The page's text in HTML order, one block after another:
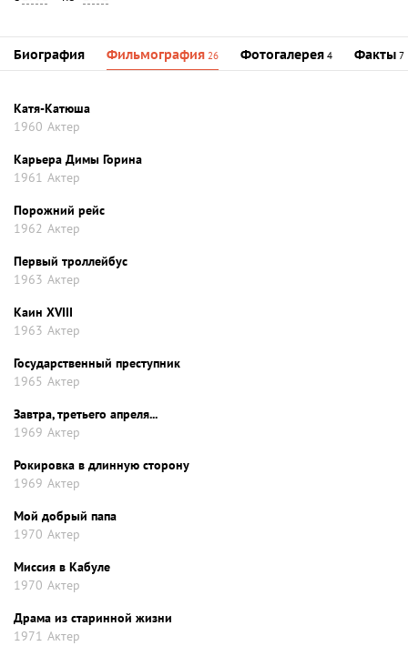
Биография Фильмография 26 Фотогалерея 4 Факты 7
Катя-Катюша
1960 Актер
Карьера Димы Горина
1961 Актер
Порожний рейс
1962 Актер
Первый троллейбус
1963 Актер
Каин XVIII
1963 Актер
Государственный преступник
1965 Актер
Завтра, третьего апреля...
1969 Актер
Рокировка в длинную сторону
1969 Актер
Мой добрый папа
1970 Актер
Миссия в Кабуле
1970 Актер
Драма из старинной жизни
1971 Актер